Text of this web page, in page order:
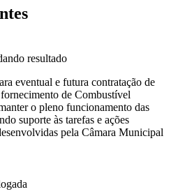
resultado
eventual e futura contratação de
de Combustível
o pleno funcionamento das
suporte às tarefas e ações
pela Câmara Municipal